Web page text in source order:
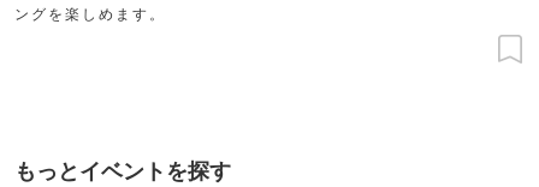
ングを楽しめます。
もっとイベントを探す